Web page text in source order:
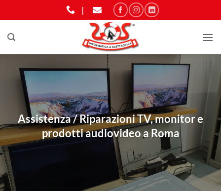
ai
contenuti
|
Assistenza / Riparazioni TV, monitor e
prodotti audiovideo a Roma